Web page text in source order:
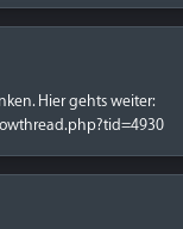
Hier gehts weiter: